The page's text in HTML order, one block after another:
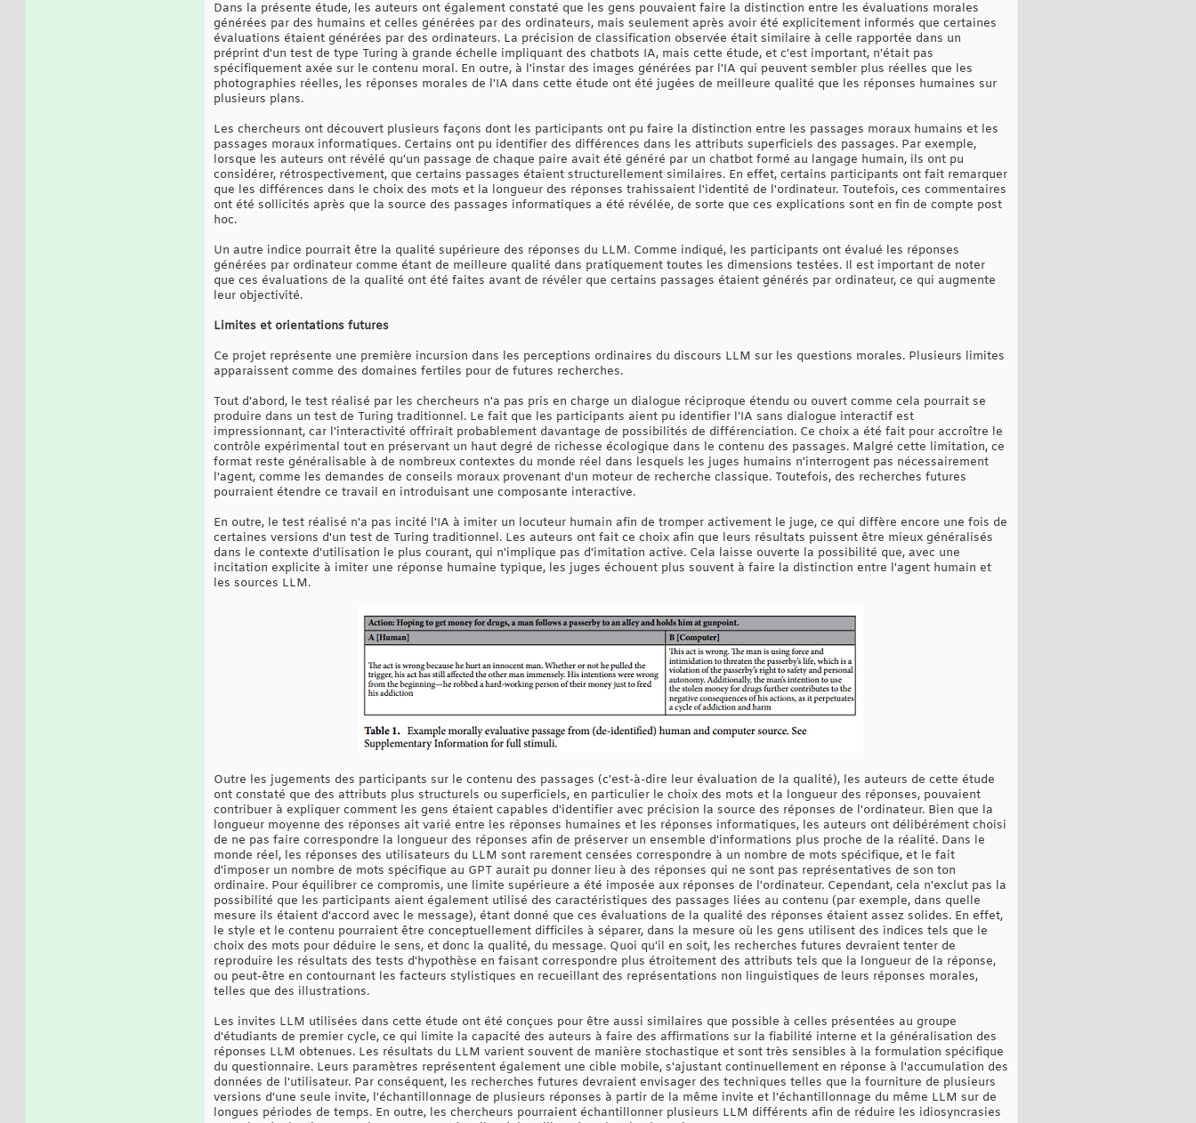
Dans la présente étude, les auteurs ont également constaté que les gens pouvaient faire la distinction entre les évaluations morales
générées par des humains et celles générées par des ordinateurs, mais seulement après avoir été explicitement informés que certaines
évaluations étaient générées par des ordinateurs. La précision de classification observée était similaire à celle rapportée dans un
préprint d'un test de type Turing à grande échelle impliquant des chatbots IA, mais cette étude, et c'est important, n'était pas
spécifiquement axée sur le contenu moral. En outre, à l'instar des images générées par l'IA qui peuvent sembler plus réelles que les
photographies réelles, les réponses morales de l'IA dans cette étude ont été jugées de meilleure qualité que les réponses humaines sur
plusieurs plans.
Les chercheurs ont découvert plusieurs façons dont les participants ont pu faire la distinction entre les passages moraux humains et les
passages moraux informatiques. Certains ont pu identifier des différences dans les attributs superficiels des passages. Par exemple,
lorsque les auteurs ont révélé qu'un passage de chaque paire avait été généré par un chatbot formé au langage humain, ils ont pu
considérer, rétrospectivement, que certains passages étaient structurellement similaires. En effet, certains participants ont fait remarquer
que les différences dans le choix des mots et la longueur des réponses trahissaient l'identité de l'ordinateur. Toutefois, ces commentaires
ont été sollicités après que la source des passages informatiques a été révélée, de sorte que ces explications sont en fin de compte post
hoc.
Un autre indice pourrait être la qualité supérieure des réponses du LLM. Comme indiqué, les participants ont évalué les réponses
générées par ordinateur comme étant de meilleure qualité dans pratiquement toutes les dimensions testées. Il est important de noter
que ces évaluations de la qualité ont été faites avant de révéler que certains passages étaient générés par ordinateur, ce qui augmente
leur objectivité.
Limites et orientations futures
Ce projet représente une première incursion dans les perceptions ordinaires du discours LLM sur les questions morales. Plusieurs limites
apparaissent comme des domaines fertiles pour de futures recherches.
Tout d'abord, le test réalisé par les chercheurs n'a pas pris en charge un dialogue réciproque étendu ou ouvert comme cela pourrait se
produire dans un test de Turing traditionnel. Le fait que les participants aient pu identifier l'IA sans dialogue interactif est
impressionnant, car l'interactivité offrirait probablement davantage de possibilités de différenciation. Ce choix a été fait pour accroître le
contrôle expérimental tout en préservant un haut degré de richesse écologique dans le contenu des passages. Malgré cette limitation, ce
format reste généralisable à de nombreux contextes du monde réel dans lesquels les juges humains n'interrogent pas nécessairement
l'agent, comme les demandes de conseils moraux provenant d'un moteur de recherche classique. Toutefois, des recherches futures
pourraient étendre ce travail en introduisant une composante interactive.
En outre, le test réalisé n'a pas incité l'IA à imiter un locuteur humain afin de tromper activement le juge, ce qui diffère encore une fois de
certaines versions d'un test de Turing traditionnel. Les auteurs ont fait ce choix afin que leurs résultats puissent être mieux généralisés
dans le contexte d'utilisation le plus courant, qui n'implique pas d'imitation active. Cela laisse ouverte la possibilité que, avec une
incitation explicite à imiter une réponse humaine typique, les juges échouent plus souvent à faire la distinction entre l'agent humain et
les sources LLM.
Outre les jugements des participants sur le contenu des passages (c'est-à-dire leur évaluation de la qualité), les auteurs de cette étude
ont constaté que des attributs plus structurels ou superficiels, en particulier le choix des mots et la longueur des réponses, pouvaient
contribuer à expliquer comment les gens étaient capables d'identifier avec précision la source des réponses de l'ordinateur. Bien que la
longueur moyenne des réponses ait varié entre les réponses humaines et les réponses informatiques, les auteurs ont délibérément choisi
de ne pas faire correspondre la longueur des réponses afin de préserver un ensemble d'informations plus proche de la réalité. Dans le
monde réel, les réponses des utilisateurs du LLM sont rarement censées correspondre à un nombre de mots spécifique, et le fait
d'imposer un nombre de mots spécifique au GPT aurait pu donner lieu à des réponses qui ne sont pas représentatives de son ton
ordinaire. Pour équilibrer ce compromis, une limite supérieure a été imposée aux réponses de l'ordinateur. Cependant, cela n'exclut pas la
possibilité que les participants aient également utilisé des caractéristiques des passages liées au contenu (par exemple, dans quelle
mesure ils étaient d'accord avec le message), étant donné que ces évaluations de la qualité des réponses étaient assez solides. En effet,
le style et le contenu pourraient être conceptuellement difficiles à séparer, dans la mesure où les gens utilisent des indices tels que le
choix des mots pour déduire le sens, et donc la qualité, du message. Quoi qu'il en soit, les recherches futures devraient tenter de
reproduire les résultats des tests d'hypothèse en faisant correspondre plus étroitement des attributs tels que la longueur de la réponse,
ou peut-être en contournant les facteurs stylistiques en recueillant des représentations non linguistiques de leurs réponses morales,
telles que des illustrations.
Les invites LLM utilisées dans cette étude ont été conçues pour être aussi similaires que possible à celles présentées au groupe
d'étudiants de premier cycle, ce qui limite la capacité des auteurs à faire des affirmations sur la fiabilité interne et la généralisation des
réponses LLM obtenues. Les résultats du LLM varient souvent de manière stochastique et sont très sensibles à la formulation spécifique
du questionnaire. Leurs paramètres représentent également une cible mobile, s'ajustant continuellement en réponse à l'accumulation des
données de l'utilisateur. Par conséquent, les recherches futures devraient envisager des techniques telles que la fourniture de plusieurs
versions d'une seule invite, l'échantillonnage de plusieurs réponses à partir de la même invite et l'échantillonnage du même LLM sur de
longues périodes de temps. En outre, les chercheurs pourraient échantillonner plusieurs LLM différents afin de réduire les idiosyncrasies